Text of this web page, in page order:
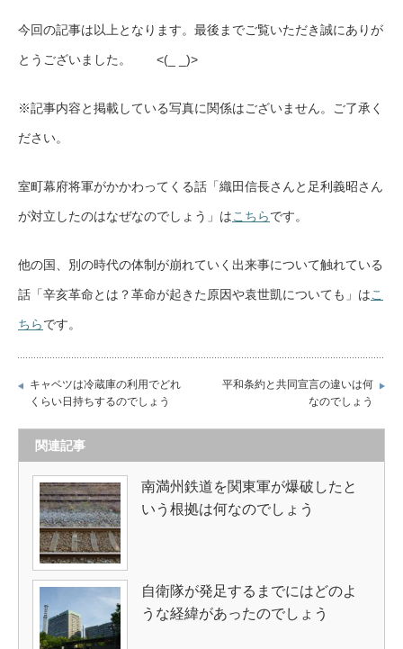
今回の記事は以上となります。最後までご覧いただき誠にありが
とうございました。 <(_ _)>
※記事内容と掲載している写真に関係はございません。ご了承く
ださい。
室町幕府将軍がかかわってくる話「織田信長さんと足利義昭さん
が対立したのはなぜなのでしょう」はこちらです。
他の国、別の時代の体制が崩れていく出来事について触れている
話「辛亥革命とは？革命が起きた原因や袁世凱についても」はこ
ちらです。
キャベツは冷蔵庫の利用でどれ
くらい日持ちするのでしょう
平和条約と共同宣言の違いは何
なのでしょう
関連記事
南満州鉄道を関東軍が爆破したと
いう根拠は何なのでしょう
自衛隊が発足するまでにはどのよ
うな経緯があったのでしょう